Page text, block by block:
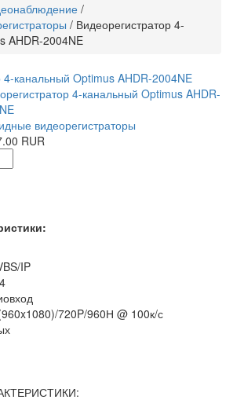
/
/ Видеорегистратор 4-
AHDR-2004NE
4-канальный Optimus AHDR-
видеорегистраторы
RUR
IP
720P/960Н @ 100к/с